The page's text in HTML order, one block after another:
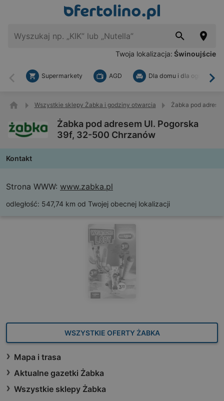
Twoja lokalizacja: Świnoujście
Wstecz
Supermarkety AGD Dla domu i dla ogrodu
Wszystkie sklepy Żabka i godziny otwarcia Żabka pod
Żabka pod adresem Ul. Pogorska
39f, 32-500 Chrzanów
Kontakt
Strona WWW: www.zabka.pl
odległość: 547,74 km od Twojej obecnej lokalizacji
WSZYSTKIE OFERTY ŻABKA
Mapa i trasa
Aktualne gazetki Żabka
Wszystkie sklepy Żabka